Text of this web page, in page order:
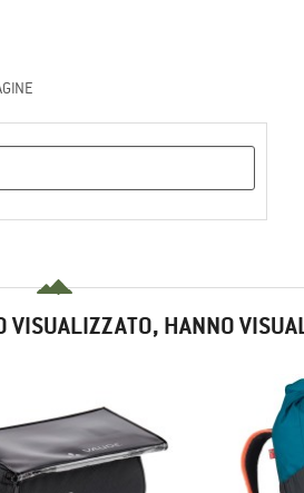
HANNO